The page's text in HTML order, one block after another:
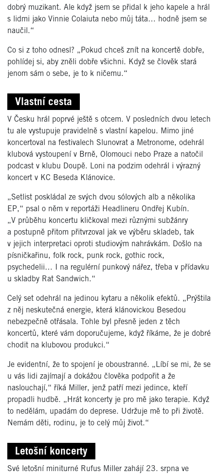
dobrý muzikant. Ale když jsem se přidal k jeho kapele a hrál
s lidmi jako Vinnie Colaiuta nebo můj táta… hodně jsem se
naučil.“
Co si z toho odnesl? „Pokud chceš znít na koncertě dobře,
pohlídej si, aby zněli dobře všichni. Když se člověk stará
jenom sám o sebe, je to k ničemu.“
Vlastní cesta
V Česku hrál poprvé ještě s otcem. V posledních dvou letech
tu ale vystupuje pravidelně s vlastní kapelou. Mimo jiné
koncertoval na festivalech Slunovrat a Metronome, odehrál
klubová vystoupení v Brně, Olomouci nebo Praze a natočil
podcast v klubu Doupě. Loni na podzim odehrál i výrazný
koncert v KC Beseda Klánovice.
„Setlist poskládal ze svých dvou sólových alb a několika
EP,“ psal o něm v reportáži Headlineru Ondřej Kubín.
„V průběhu koncertu kličkoval mezi různými subžánry
a postupně přitom přitvrzoval jak ve výběru skladeb, tak
v jejich interpretaci oproti studiovým nahrávkám. Došlo na
písničkařinu, folk rock, punk rock, gothic rock,
psychedelii… I na regulérní punkový nářez, třeba v přídavku
u skladby Rat Sandwich.“
Celý set odehrál na jedinou kytaru a několik efektů. „Prýštila
z něj neskutečná energie, která klánovickou Besedou
nebezpečně otřásala. Tohle byl přesně jeden z těch
koncertů, které vám doporučujeme, když říkáme, že je dobré
chodit na klubovou produkci.“
Je evidentní, že to spojení je oboustranné. „Líbí se mi, že se
u vás lidi zajímají a dokážou člověka podpořit a že
naslouchají,“ říká Miller, jenž patří mezi jedince, kteří
propadli hudbě. „Hrát koncerty je pro mě jako terapie. Když
to nedělám, upadám do deprese. Udržuje mě to při životě.
Nemám děti, rodinu, je to celý můj život.“
Letošní koncerty
Své letošní miniturné Rufus Miller zahájí 23. srpna ve